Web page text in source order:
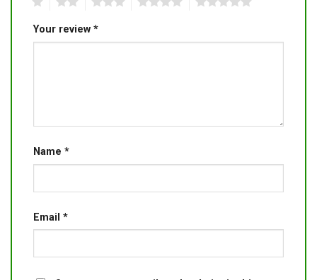
Your review *
Name *
Email *